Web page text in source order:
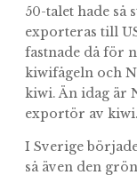
50-talet hade så
exporteras till
fastnade då för
kiwifågeln och
kiwi. Än idag är
exportör av kiwi.
I Sverige
så även den